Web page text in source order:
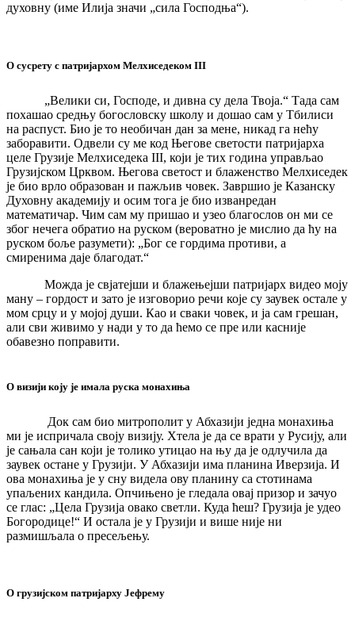
духовну (име Илија значи „сила Господња“).
О сусрету с патријархом Мелхиседеком III
„Велики си, Господе, и дивна су дела Твоја.“ Тада сам
похашао средњу богословску школу и дошао сам у Тбилиси
на распуст. Био је то необичан дан за мене, никад га нећу
заборавити. Одвели су ме код Његове светости патријарха
целе Грузије Мелхиседека III, који је тих година управљао
Грузијском Црквом. Његова светост и блаженство Мелхиседек
је био врло образован и пажљив човек. Завршио је Казанску
Духовну академију и осим тога је био изванредан
математичар. Чим сам му пришао и узео благослов он ми се
због нечега обратио на руском (вероватно је мислио да ћу на
руском боље разумети): „Бог се гордима противи, а
смиренима даје благодат.“
Можда је свјатејши и блажењејши патријарх видео моју
ману – гордост и зато је изговорио речи које су заувек остале у
мом срцу и у мојој души. Као и сваки човек, и ја сам грешан,
али сви живимо у нади у то да ћемо се пре или касније
обавезно поправити.
О визији коју је имала руска монахиња
Док сам био митрополит у Абхазији једна монахиња
ми је испричала своју визију. Хтела је да се врати у Русију, али
је сањала сан који је толико утицао на њу да је одлучила да
заувек остане у Грузији. У Абхазији има планина Иверзија. И
ова монахиња је у сну видела ову планину са стотинама
упаљених кандила. Опчињено је гледала овај призор и зачуо
се глас: „Цела Грузија овако светли. Куда ћеш? Грузија је удео
Богородице!“ И остала је у Грузији и више није ни
размишљала о пресељењу.
О грузијском патријарху Јефрему